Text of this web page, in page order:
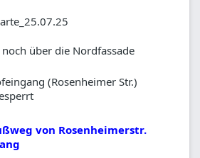
über die Nordfassade
(Rosenheimer Str.)
von Rosenheimerstr.